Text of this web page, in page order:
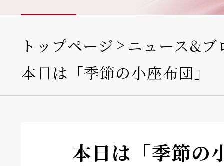
トップページ
ニュース&ブ
本日は「季節の小座布団」
本日は「季節の